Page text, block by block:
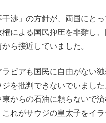
渉」の方針が、両国にと
権による国民抑圧を非難し
ら接近していました。
ビアも国民に自由がない
ジを批判できないでいまし
東からの石油に頼らないで
れがサウジの皇太子をイラ